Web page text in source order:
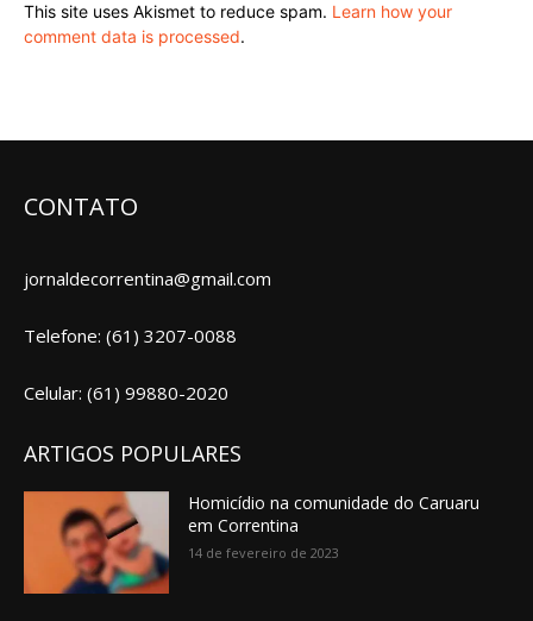
This site uses Akismet to reduce spam. Learn how your
comment data is processed.
CONTATO
jornaldecorrentina@gmail.com
Telefone: (61) 3207-0088
Celular: (61) 99880-2020
ARTIGOS POPULARES
Homicídio na comunidade do Caruaru
em Correntina
14 de fevereiro de 2023